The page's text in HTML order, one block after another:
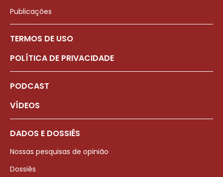
Publicações
TERMOS DE USO
POLÍTICA DE PRIVACIDADE
PODCAST
VÍDEOS
DADOS E DOSSIÊS
Nossas pesquisas de opinião
Dossiês